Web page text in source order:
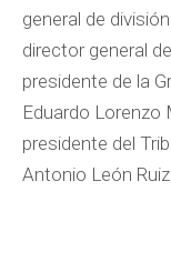
general de
director general
presidente de la
Eduardo Lorenzo
presidente del
Antonio León Ruiz.